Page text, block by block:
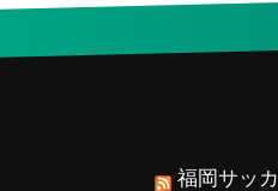
福岡サッ